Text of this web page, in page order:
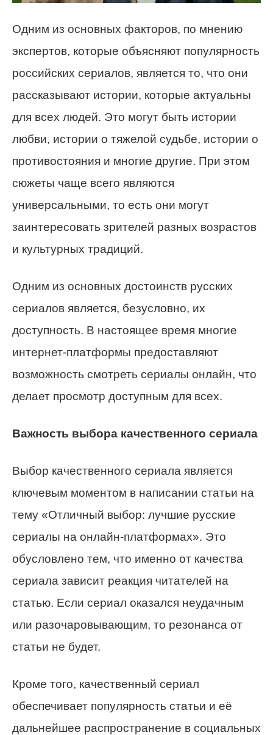
Одним из основных факторов, по мнению
экспертов, которые объясняют популярность
российских сериалов, является то, что они
рассказывают истории, которые актуальны
для всех людей. Это могут быть истории
любви, истории о тяжелой судьбе, истории о
противостояния и многие другие. При этом
сюжеты чаще всего являются
универсальными, то есть они могут
заинтересовать зрителей разных возрастов
и культурных традиций.
Одним из основных достоинств русских
сериалов является, безусловно, их
доступность. В настоящее время многие
интернет-платформы предоставляют
возможность смотреть сериалы онлайн, что
делает просмотр доступным для всех.
Важность выбора качественного сериала
Выбор качественного сериала является
ключевым моментом в написании статьи на
тему «Отличный выбор: лучшие русские
сериалы на онлайн-платформах». Это
обусловлено тем, что именно от качества
сериала зависит реакция читателей на
статью. Если сериал оказался неудачным
или разочаровывающим, то резонанса от
статьи не будет.
Кроме того, качественный сериал
обеспечивает популярность статьи и её
дальнейшее распространение в социальных